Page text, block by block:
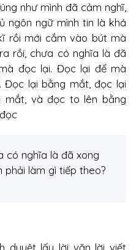
như mình đã cảm nghĩ,
ngôn ngữ mình tin là khá
rồi mới cắm vào bút mà
rồi, chưa có nghĩa là đã
đọc lại. Đọc lại để mà
Đọc lại bằng mắt, đọc lại
mắt, và đọc to lên bằng
có nghĩa là đã xong
phải làm gì tiếp theo?
duyệt lấy lời văn lời viết